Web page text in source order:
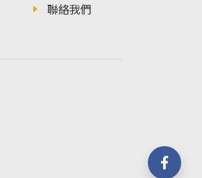
聯絡我們